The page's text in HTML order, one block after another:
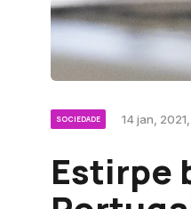
SOCIEDADE 14 jan,
Estirpe